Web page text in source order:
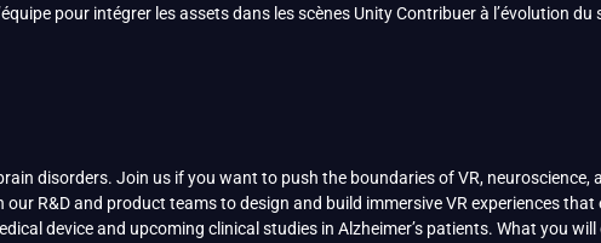
pour intégrer les assets dans les scènes Unity Contribuer à l’évolution du
disorders. Join us if you want to push the boundaries of VR, neuroscience,
R&D and product teams to design and build immersive VR experiences that
device and upcoming clinical studies in Alzheimer’s patients. What you will